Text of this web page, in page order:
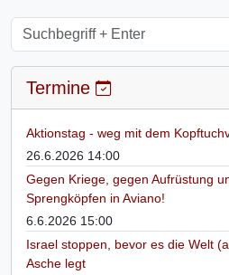
Termine
Aktionstag - weg mit dem
26.6.2026 14:00
Gegen Kriege, gegen Aufrüstung
Sprengköpfen in Aviano!
6.6.2026 15:00
Israel stoppen, bevor es die Welt
Asche legt